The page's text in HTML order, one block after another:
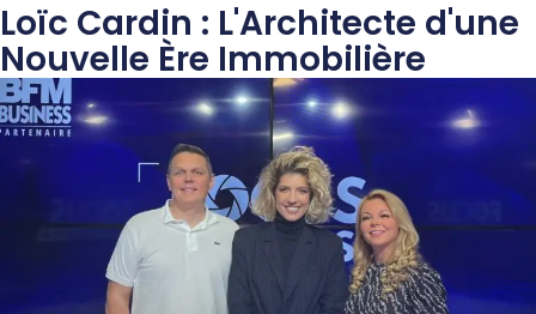
Loïc Cardin : L'Architecte d'une
Nouvelle Ère Immobilière